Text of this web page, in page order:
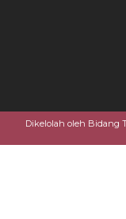
Dikelolah oleh Bidang